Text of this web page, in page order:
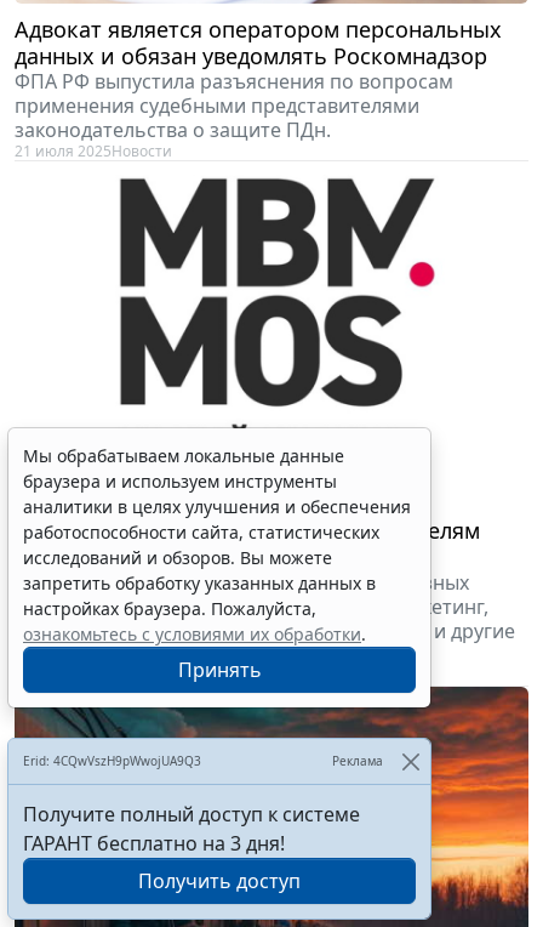
Адвокат является оператором персональных
данных и обязан уведомлять Роскомнадзор
ФПА РФ выпустила разъяснения по вопросам
применения судебными представителями
законодательства о защите ПДн.
21 июля 2025Новости
От старта до развития: предпринимателям
Москвы помогают "Бизнес-боксы"
Каждый бизнес-бокс содержит набор полезных
инструментов. Это онлайн-аналитика, маркетинг,
бухгалтерия, консалтинг, услуги телефонии и другие
сервисы.
Аналитические статьи
Мы обрабатываем локальные данные
браузера и используем инструменты
аналитики в целях улучшения и обеспечения
работоспособности сайта, статистических
исследований и обзоров. Вы можете
запретить обработку указанных данных в
настройках браузера. Пожалуйста,
ознакомьтесь с условиями их обработки.
Принять
Erid: 4CQwVszH9pWwojUA9Q3 Реклама
Получите полный доступ к системе
ГАРАНТ бесплатно на 3 дня!
Получить доступ